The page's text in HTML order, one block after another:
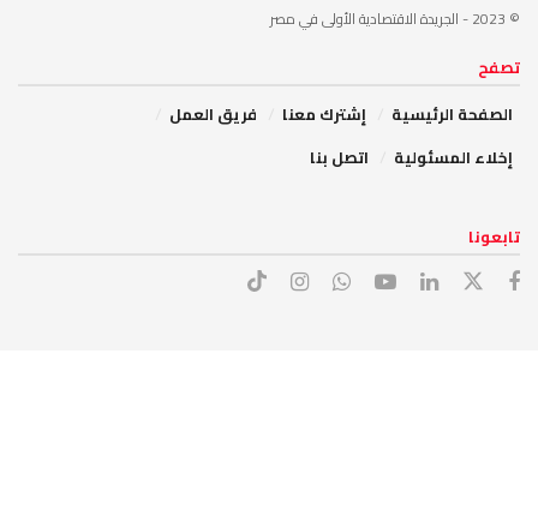
© 2023 - الجريدة الاقتصادية الأولى في مصر
تصفح
الصفحة الرئيسية
إشترك معنا
فريق العمل
إخلاء المسئولية
اتصل بنا
تابعونا